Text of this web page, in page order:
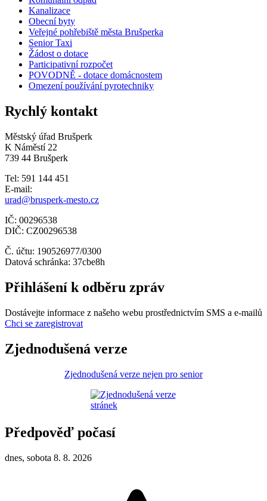
Kanalizace
Obecní byty
Veřejné pohřebiště města Brušperka
Senior Taxi
Žádost o dotace
Participativní rozpočet
POVODNĚ - dotace domácnostem
Omezení používání pyrotechniky
Rychlý kontakt
Městský úřad Brušperk
K Náměstí 22
739 44 Brušperk
Tel: 591 144 451
E-mail:
urad@brusperk-mesto.cz
IČ: 00296538
DIČ: CZ00296538
Č. účtu: 190526977/0300
Datová schránka: 37cbe8h
Přihlášení k odběru zpráv
Dostávejte informace z našeho webu prostřednictvím SMS a e-mailů
Chci se zaregistrovat
Zjednodušená verze
Zjednodušená verze nejen pro senior
Předpověď počasí
dnes, sobota 8. 8. 2026